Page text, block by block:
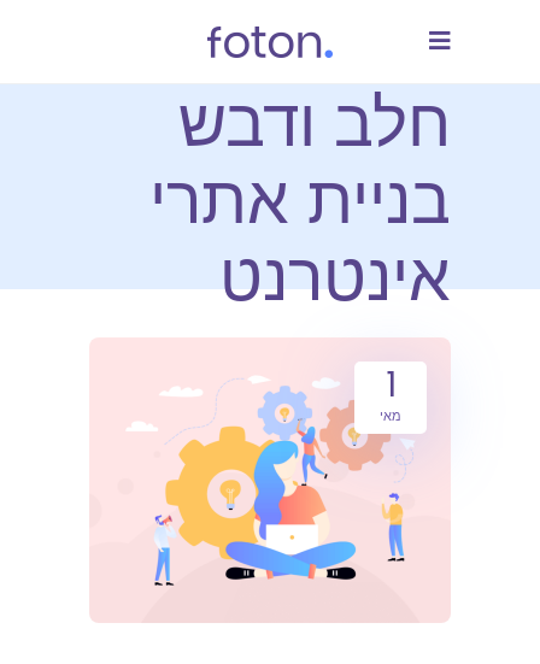
חלב ודבש
בניית אתרי
אינטרנט
1
מאי